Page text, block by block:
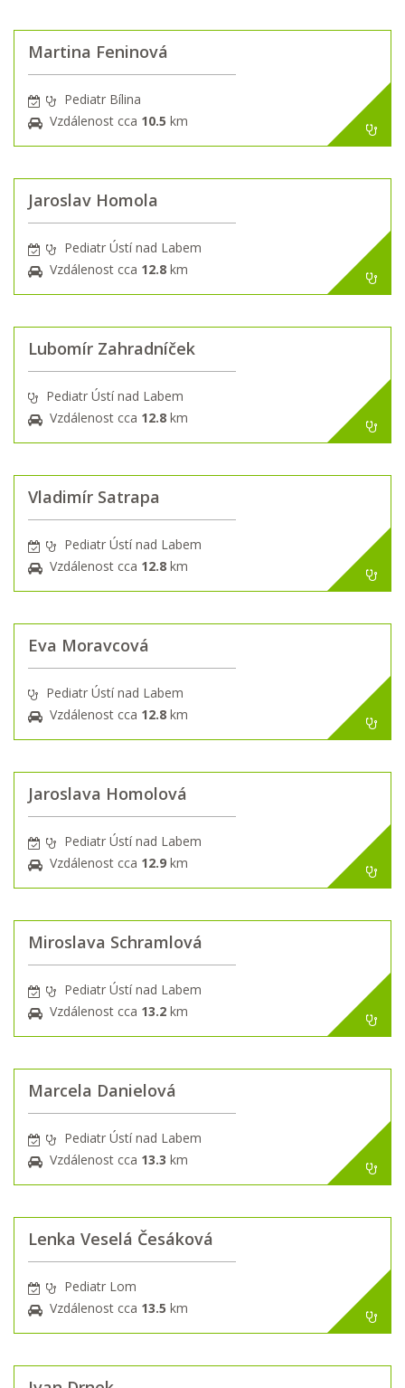
Martina Feninová
Pediatr Bílina
Vzdálenost cca 10.5 km
Jaroslav Homola
Pediatr Ústí nad Labem
Vzdálenost cca 12.8 km
Lubomír Zahradníček
Pediatr Ústí nad Labem
Vzdálenost cca 12.8 km
Vladimír Satrapa
Pediatr Ústí nad Labem
Vzdálenost cca 12.8 km
Eva Moravcová
Pediatr Ústí nad Labem
Vzdálenost cca 12.8 km
Jaroslava Homolová
Pediatr Ústí nad Labem
Vzdálenost cca 12.9 km
Miroslava Schramlová
Pediatr Ústí nad Labem
Vzdálenost cca 13.2 km
Marcela Danielová
Pediatr Ústí nad Labem
Vzdálenost cca 13.3 km
Lenka Veselá Česáková
Pediatr Lom
Vzdálenost cca 13.5 km